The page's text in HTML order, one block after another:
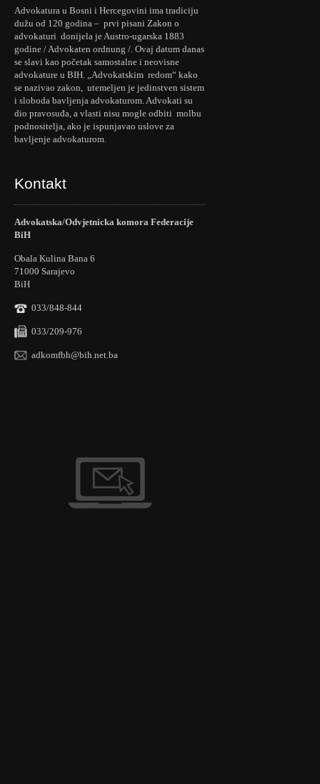
Advokatura u Bosni i Hercegovini ima tradiciju
dužu od 120 godina – prvi pisani Zakon o
advokaturi donijela je Austro-ugarska 1883
godine / Advokaten ordnung /. Ovaj datum danas
se slavi kao početak samostalne i neovisne
advokature u BIH. „Advokatskim redom“ kako
se nazivao zakon, utemeljen je jedinstven sistem
i sloboda bavljenja advokaturom. Advokati su
dio pravosuđa, a vlasti nisu mogle odbiti molbu
podnositelja, ako je ispunjavao uslove za
bavljenje advokaturom.
Kontakt
Advokatska/Odvjetnicka komora Federacije
BiH
Obala Kulina Bana 6
71000 Sarajevo
BiH
033/848-844
033/209-976
adkomfbh@bih.net.ba